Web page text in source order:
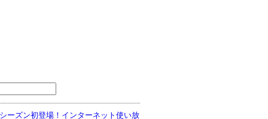
ーズン初登場！インターネット使い放